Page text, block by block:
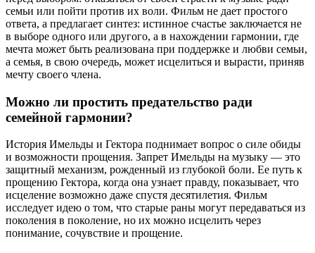
семьи или пойти против их воли. Фильм не дает простого
ответа, а предлагает синтез: истинное счастье заключается не
в выборе одного или другого, а в нахождении гармонии, где
мечта может быть реализована при поддержке и любви семьи,
а семья, в свою очередь, может исцелиться и вырасти, приняв
мечту своего члена.
Можно ли простить предательство ради
семейной гармонии?
История Имельды и Гектора поднимает вопрос о силе обиды
и возможности прощения. Запрет Имельды на музыку — это
защитный механизм, рожденный из глубокой боли. Ее путь к
прощению Гектора, когда она узнает правду, показывает, что
исцеление возможно даже спустя десятилетия. Фильм
исследует идею о том, что старые раны могут передаваться из
поколения в поколение, но их можно исцелить через
понимание, сочувствие и прощение.